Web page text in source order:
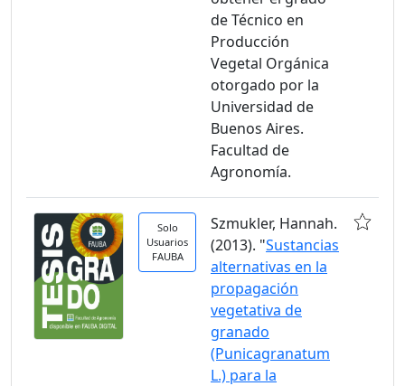
de Técnico en
Producción
Vegetal Orgánica
otorgado por la
Universidad de
Buenos Aires.
Facultad de
Agronomía.
Solo
Usuarios
FAUBA
Szmukler, Hannah.
(2013). "Sustancias
alternativas en la
propagación
vegetativa de
granado
(Punicagranatum
L.) para la